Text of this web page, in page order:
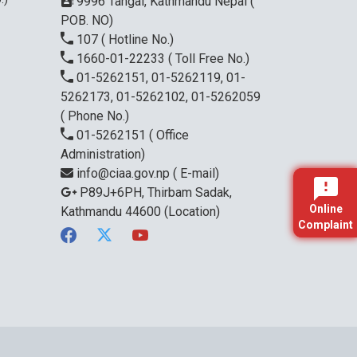
Online
Complaint
POB. NO)
107 ( Hotline No.)
1660-01-22233 ( Toll Free No.)
01-5262151, 01-5262119, 01-
5262173, 01-5262102, 01-5262059
( Phone No.)
01-5262151 ( Office
Administration)
info@ciaa.gov.np ( E-mail)
P89J+6PH, Thirbam Sadak,
Kathmandu 44600 (Location)